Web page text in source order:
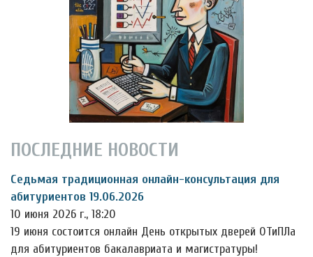
ПОСЛЕДНИЕ НОВОСТИ
Седьмая традиционная онлайн-консультация для
абитуриентов 19.06.2026
10 июня 2026 г., 18:20
19 июня состоится онлайн День открытых дверей ОТиПЛа
для абитуриентов бакалавриата и магистратуры!